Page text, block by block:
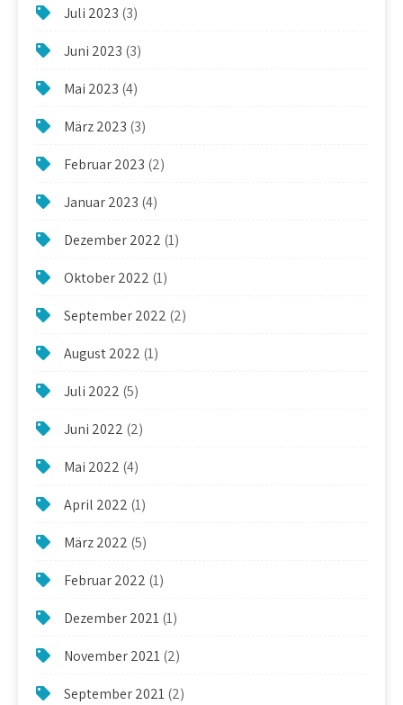
Juli 2023 (3)
Juni 2023 (3)
Mai 2023 (4)
März 2023 (3)
Februar 2023 (2)
Januar 2023 (4)
Dezember 2022 (1)
Oktober 2022 (1)
September 2022 (2)
August 2022 (1)
Juli 2022 (5)
Juni 2022 (2)
Mai 2022 (4)
April 2022 (1)
März 2022 (5)
Februar 2022 (1)
Dezember 2021(1)
November 2021(2)
September 2021(2)